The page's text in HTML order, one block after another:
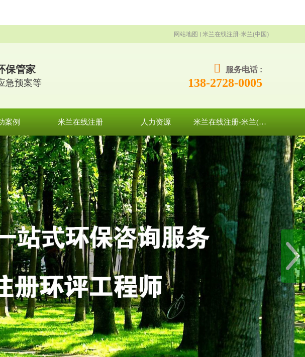
网站地图 米兰在线注册-米兰(中国)
保管家
急预案等
服务电话 :
138-2728-0005
案例 米兰在线注册 人力资源 米兰在线注册-米兰(中国)